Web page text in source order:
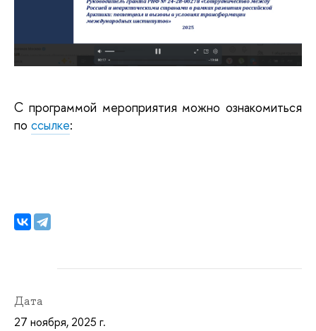
С программой мероприятия можно ознакомиться
по ссылке:
Дата
27 ноября, 2025 г.